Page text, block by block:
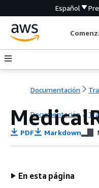
Español
Documentación
Documentación
PDF Markdown
En esta página